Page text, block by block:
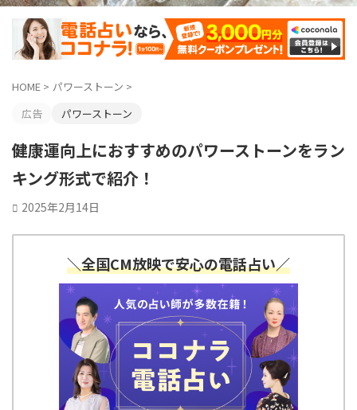
HOME > パワーストーン >
広告
パワーストーン
健康運向上におすすめのパワーストーンをラン
キング形式で紹介！
2025年2月14日
＼全国CM放映で安心の電話占い／